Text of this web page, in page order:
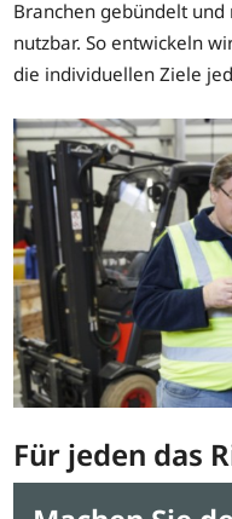
Branchen gebündelt
nutzbar. So entwickeln
die individuellen Ziele
Für jeden das